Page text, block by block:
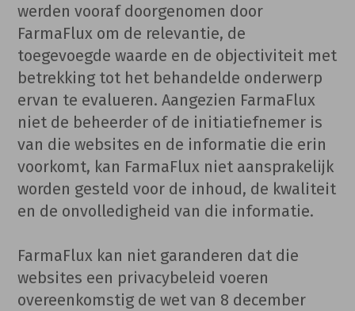
werden vooraf doorgenomen door
FarmaFlux om de relevantie, de
toegevoegde waarde en de objectiviteit met
betrekking tot het behandelde onderwerp
ervan te evalueren. Aangezien FarmaFlux
niet de beheerder of de initiatiefnemer is
van die websites en de informatie die erin
voorkomt, kan FarmaFlux niet aansprakelijk
worden gesteld voor de inhoud, de kwaliteit
en de onvolledigheid van die informatie.
FarmaFlux kan niet garanderen dat die
websites een privacybeleid voeren
overeenkomstig de wet van 8 december